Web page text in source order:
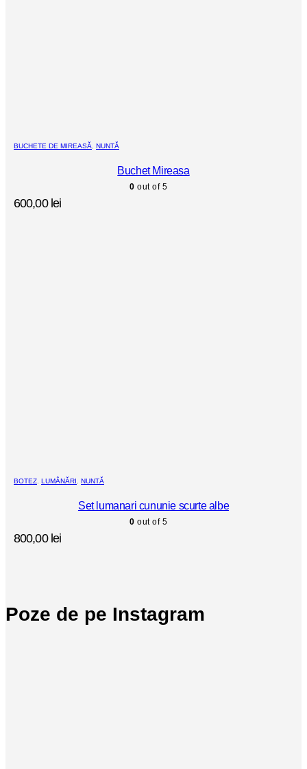
BUCHETE DE MIREASĂ NUNTĂ
Buchet Mireasa
0 out of 5
600,00 lei
BOTEZ LUMÂNĂRI NUNTĂ
Set lumanari cununie scurte albe
0 out of 5
800,00 lei
Poze de pe Instagram